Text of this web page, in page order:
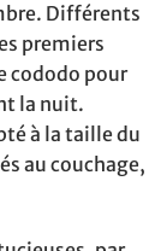
Différents
premiers
cododo pour
la nuit.
à la taille du
au couchage,